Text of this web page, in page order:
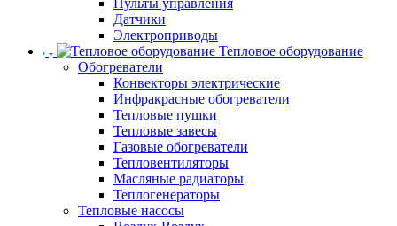
Пульты управления
Датчики
Электроприводы
Тепловое оборудование
Обогреватели
Конвекторы электрические
Инфракрасные обогреватели
Тепловые пушки
Тепловые завесы
Газовые обогреватели
Тепловентиляторы
Масляные радиаторы
Теплогенераторы
Тепловые насосы